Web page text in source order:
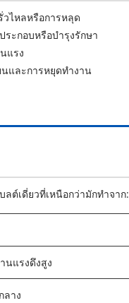
ไหลหรือการหลุด
ระกอบหรือบำรุงรักษา
แรง
และการหยุดทำงาน
ต์เดี่ยวที่เหนือกว่ามักทำจาก:
นแรงดึงสูง
ลาง